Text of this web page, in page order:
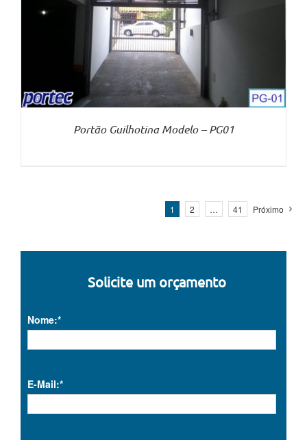
Portão Guilhotina Modelo – PG01
1 2 … 41 Próximo
Solicite um orçamento
Nome:*
E-Mail:*